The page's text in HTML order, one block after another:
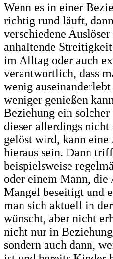
Wenn es in einer
richtig rund läuft,
verschiedene
anhaltende
im Alltag oder auch
verantwortlich, dass
wenig
weniger genießen
Beziehung ein
dieser allerdings nicht
gelöst wird, kann
hieraus sein. Dann
beispielsweise
oder einem Mann, die
Mangel beseitigt und
man sich aktuell in
wünscht, aber nicht
nicht nur in
sondern auch dann,